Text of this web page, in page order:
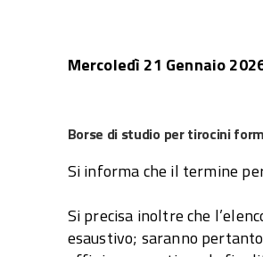
Mercoledì 21 Gennaio
Borse di studio per tirocini
Si informa che il termine
Si precisa inoltre che
esaustivo; saranno